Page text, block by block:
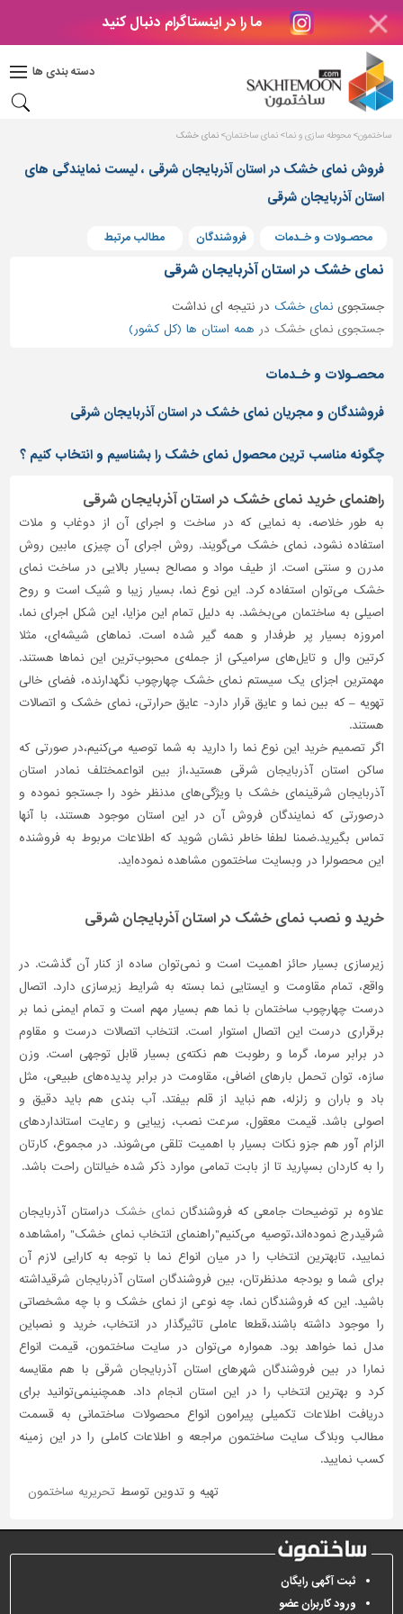
ما را در اینستاگرام دنبال کنید
دسته بندی ها
دکوراسیون
بتن
های
بتنی
درب
پنجره
مصالح
پله،
نرده
حفاظ
دیوارپوش،
سرویس
بهداشتی
ابزار،یراق
ماشین
آلات
برقی،روشنایی،ایمنی
محوطه
سازی
ساخت
ساز
تاسیسات
ساختمان
و
سایر
ساختمون محوطه سازی و نما نمای ساختمان نمای خشک
فروش نمای خشک در استان آذربایجان شرقی ، لیست نمایندگی های
استان آذربایجان شرقی
محصـولات و خـدمات فروشندگان مطالب مرتبط
نمای خشک در استان آذربایجان شرقی
جستجوینمای خشک درنتیجه ای نداشت
جستجوی نمای خشک در همه استان ها (کل کشور)
محصـولات و خـدمات
فروشندگان و مجریان نمای خشک در استان آذربایجان شرقی
چگونه مناسب ترین محصول نمای خشک را بشناسیم و انتخاب کنیم ؟
راهنمای خرید نمای خشک در استان آذربایجان شرقی
به طور خلاصه، به نمایی که در ساخت و اجرای آن از دوغاب و ملات
استفاده نشود، نمای خشک می‌گویند. روش اجرای آن چیزی مابین روش
مدرن و سنتی است. از طیف مواد و مصالح بسیار بالایی در ساخت نمای
خشک می‌توان استفاده کرد. این نوع نما، بسیار زیبا و شیک است و روح
اصیلی به ساختمان می‌بخشد. به دلیل تمام این مزایا، این شکل اجرای نما،
امروزه بسیار پر طرفدار و همه گیر شده است. نماهای شیشه‌ای، مثلا
کرتین وال و تایل‌های سرامیکی از جمله‌ی محبوب‌ترین این نماها هستند.
مهمترین اجزای یک سیستم نمای خشک چهارچوب نگهدارنده، فضای خالی
تهویه – که بین نما و عایق قرار دارد- عایق حرارتی، نمای خشک و اتصالات
هستند.
اگر تصمیم خرید این نوع نما را دارید به شما توصیه می‌کنیم،در صورتی که
ساکن استان آذربایجان شرقی هستید،از بین انواعمختلف نمادر استان
آذربایجان شرقینمای خشک با ویژگی‌های مدنظر خود را جستجو نموده و
درصورتی‌ که نمایندگان فروش آن در این استان موجود هستند، با آنها
تماس بگیرید.ضمنا لطفا خاطر نشان شوید که اطلاعات مربوط به فروشنده
این محصولرا در وبسایت ساختمون مشاهده نموده‌اید.
خرید و نصب نمای خشک در استان آذربایجان شرقی
زیرسازی بسیار حائز اهمیت است و نمی‌توان ساده از کنار آن گذشت. در
واقع، تمام مقاومت و ایستایی نما بسته به شرایط زیرسازی دارد. اتصال
درست چهارچوب ساختمان با نما هم بسیار مهم است و تمام ایمنی نما بر
برقراری درست این اتصال استوار است. انتخاب اتصالات درست و مقاوم
در برابر سرما، گرما و رطوبت هم نکته‌ی بسیار قابل توجهی است. وزن
سازه، توان تحمل بارهای اضافی، مقاومت در برابر پدیده‌های طبیعی، مثل
باد و باران و زلزله، هم نباید از قلم بیفتد. آب بندی هم باید دقیق و
اصولی باشد. قیمت معقول، سرعت نصب، زیبایی و رعایت استانداردهای
الزام آور هم جزو نکات بسیار با اهمیت تلقی می‌شوند. در مجموع، کارتان
را به کاردان بسپارید تا از بابت تمامی موارد ذکر شده خیالتان راحت باشد.
علاوه بر توضیحات جامعی که فروشندگان نمای خشک دراستان آذربایجان
شرقیدرج نموده‌اند،توصیه می‌کنیم"راهنمای انتخاب نمای خشک" رامشاهده
نمایید، تابهترین انتخاب را در میان انواع نما با توجه به کارایی لازم آن
برای شما و بودجه مدنظرتان، بین فروشندگان استان آذربایجان شرقیداشته
باشید. این که فروشندگان نما، چه نوعی از نمای خشک و با چه مشخصاتی
را موجود داشته باشند،قطعا عاملی تاثیر‌گذار در انتخاب، خرید و نصباین
مدل نما خواهد بود. همواره می‌توان در سایت ساختمون، قیمت انواع
نمارا در بین فروشندگان شهرهای استان آذربایجان شرقی با هم مقایسه
کرد و بهترین انتخاب را در این استان انجام داد. همچنینمی‌توانید برای
دریافت اطلاعات تکمیلی پیرامون انواع محصولات ساختمانی به قسمت
مطالب وبلاگ سایت ساختمون مراجعه و اطلاعات کاملی را در این زمینه
کسب نمایید.
تهیه و تدوین توسط تحریریه ساختمون
ثبت آگهی رایگان
ورود کاربران عضو